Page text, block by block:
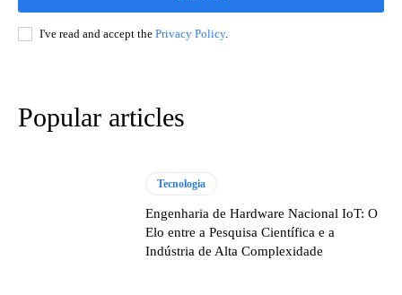
I've read and accept the Privacy Policy.
Popular articles
Tecnologia
Engenharia de Hardware Nacional IoT: O
Elo entre a Pesquisa Científica e a
Indústria de Alta Complexidade